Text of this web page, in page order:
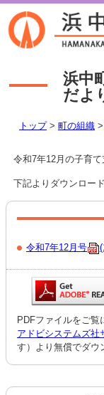
浜中
だよ
トップ> 町の組織 >
令和7年12月の子育て
下記よりダウンロー
令和7年12月号
PDFファイルをご覧
アドビシステムズ社
す）より無償でダウ